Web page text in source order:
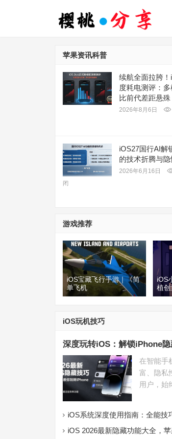
苹果资讯科普
续航全面拉胯
度耗电测评：
比前代差距悬殊
2026年8月6日
iOS27国行AI解
的技术折腾与
2026年6月16日
闭
游戏推荐
iOS宝藏飞行手游｜《简
单飞机
SimplePlanes》：不止
iOS
植创
iOS玩机技巧
深度玩转iOS：解锁iPhone
在智能手
富、隐私
用户，始
iOS系统深度使用指南：全能
异详解
iOS 2026最新隐藏功能大全，